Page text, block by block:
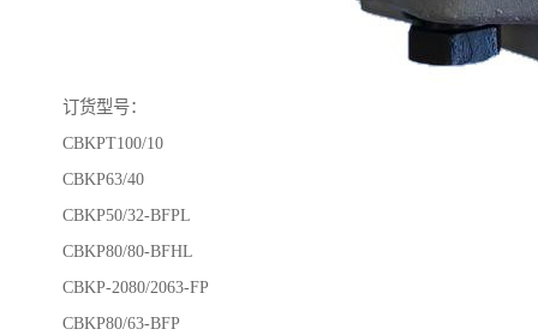
订货型号：
CBKPT100/10
CBKP63/40
CBKP50/32-BFPL
CBKP80/80-BFHL
CBKP-2080/2063-FP
CBKP80/63-BFP